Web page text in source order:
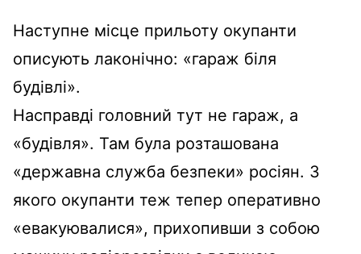
Наступне місце прильоту окупанти
описують лаконічно: «гараж біля
будівлі».
Насправді головний тут не гараж, а
«будівля». Там була розташована
«державна служба безпеки» росіян. З
якого окупанти теж тепер оперативно
«евакуювалися», прихопивши з собою